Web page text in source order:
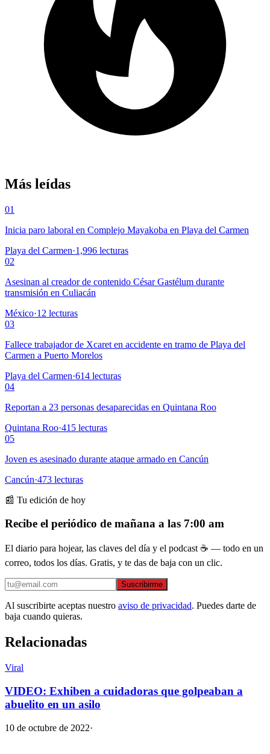
Más leídas
01
Inicia paro laboral en Complejo Mayakoba en Playa del Carmen
Playa del Carmen·1,996 lecturas
02
Asesinan al creador de contenido César Gastélum durante
transmisión en Culiacán
México·12 lecturas
03
Fallece trabajador de Xcaret en accidente en tramo de Playa del
Carmen a Puerto Morelos
Playa del Carmen·614 lecturas
04
Reportan a 23 personas desaparecidas en Quintana Roo
Quintana Roo·415 lecturas
05
Joven es asesinado durante ataque armado en Cancún
Cancún·473 lecturas
📰 Tu edición de hoy
Recibe el periódico de mañana a las 7:00 am
El diario para hojear, las claves del día y el podcast ☕ — todo en un
correo, todos los días. Gratis, y te das de baja con un clic.
Suscribirme
Al suscribirte aceptas nuestro aviso de privacidad. Puedes darte de
baja cuando quieras.
Relacionadas
Viral
VIDEO: Exhiben a cuidadoras que golpeaban a
abuelito en un asilo
10 de octubre de 2022·